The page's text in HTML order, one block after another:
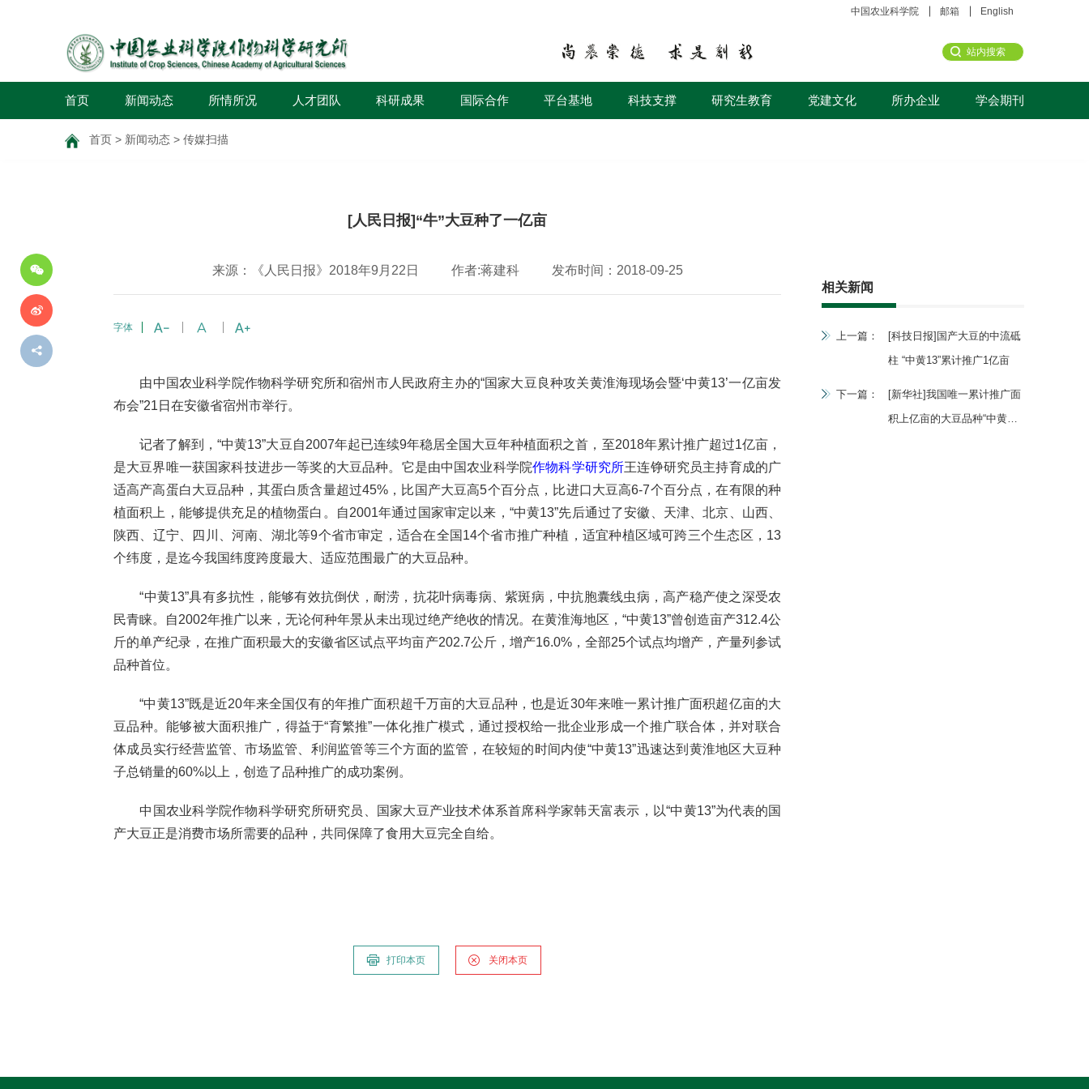
中国农业科学院 邮箱 English
首页 新闻动态 所情所况 人才团队 科研成果 国际合作 平台基地 科技支撑 研究生教育 党建文化 所办企业 学会期刊
首页 > 新闻动态 > 传媒扫描
[人民日报]“牛”大豆种了一亿亩
来源：《人民日报》2018年9月22日 作者:蒋建科 发布时间：2018-09-25
字体
由中国农业科学院作物科学研究所和宿州市人民政府主办的“国家大豆良种攻关黄淮海现场会暨‘中黄13’一亿亩发
布会”21日在安徽省宿州市举行。
记者了解到，“中黄13”大豆自2007年起已连续9年稳居全国大豆年种植面积之首，至2018年累计推广超过1亿亩，
是大豆界唯一获国家科技进步一等奖的大豆品种。它是由中国农业科学院作物科学研究所王连铮研究员主持育成的广
适高产高蛋白大豆品种，其蛋白质含量超过45%，比国产大豆高5个百分点，比进口大豆高6-7个百分点，在有限的种
植面积上，能够提供充足的植物蛋白。自2001年通过国家审定以来，“中黄13”先后通过了安徽、天津、北京、山西、
陕西、辽宁、四川、河南、湖北等9个省市审定，适合在全国14个省市推广种植，适宜种植区域可跨三个生态区，13
个纬度，是迄今我国纬度跨度最大、适应范围最广的大豆品种。
“中黄13”具有多抗性，能够有效抗倒伏，耐涝，抗花叶病毒病、紫斑病，中抗胞囊线虫病，高产稳产使之深受农
民青睐。自2002年推广以来，无论何种年景从未出现过绝产绝收的情况。在黄淮海地区，“中黄13”曾创造亩产312.4公
斤的单产纪录，在推广面积最大的安徽省区试点平均亩产202.7公斤，增产16.0%，全部25个试点均增产，产量列参试
品种首位。
“中黄13”既是近20年来全国仅有的年推广面积超千万亩的大豆品种，也是近30年来唯一累计推广面积超亿亩的大
豆品种。能够被大面积推广，得益于“育繁推”一体化推广模式，通过授权给一批企业形成一个推广联合体，并对联合
体成员实行经营监管、市场监管、利润监管等三个方面的监管，在较短的时间内使“中黄13”迅速达到黄淮地区大豆种
子总销量的60%以上，创造了品种推广的成功案例。
中国农业科学院作物科学研究所研究员、国家大豆产业技术体系首席科学家韩天富表示，以“中黄13”为代表的国
产大豆正是消费市场所需要的品种，共同保障了食用大豆完全自给。
打印本页 关闭本页
相关新闻
上一篇：
[科技日报]国产大豆的中流砥
柱 “中黄13”累计推广1亿亩
下一篇：
[新华社]我国唯一累计推广面
积上亿亩的大豆品种“中黄